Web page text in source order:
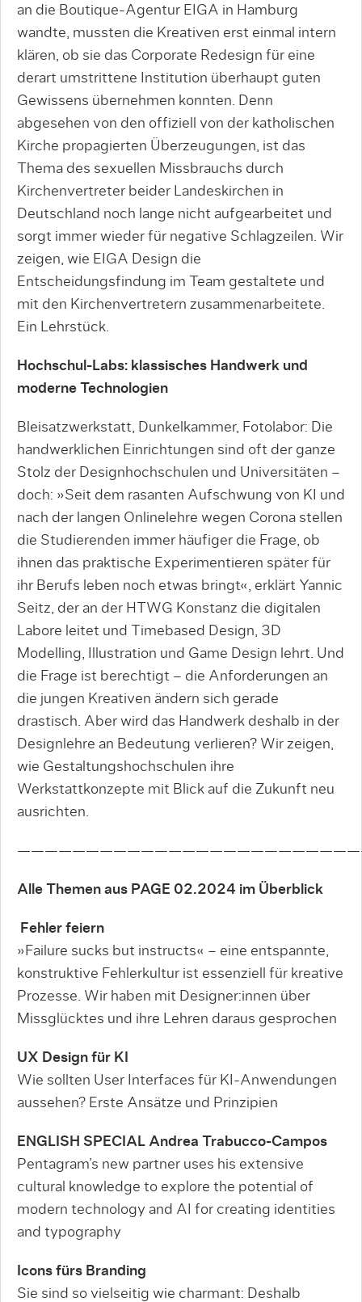
an die Boutique-Agentur EIGA in Hamburg
wandte, mussten die Kreativen erst einmal intern
klären, ob sie das Corporate Redesign für eine
derart umstrittene Institution überhaupt guten
Gewissens übernehmen konnten. Denn
abgesehen von den offiziell von der katholischen
Kirche propagierten Überzeugungen, ist das
Thema des sexuellen Missbrauchs durch
Kirchenvertreter beider Landeskirchen in
Deutschland noch lange nicht aufgearbeitet und
sorgt immer wieder für ne­gative Schlagzeilen. Wir
zeigen, wie EIGA Design die
Entscheidungsfindung im Team gestaltete und
mit den Kirchenvertretern zusammenarbeitete.
Ein Lehrstück.
Hochschul-Labs: klassisches Handwerk und
moderne Technologien
Bleisatzwerkstatt, Dunkelkammer, Fotolabor: Die
handwerklichen Einrichtungen sind oft der ganze
Stolz der Designhochschulen und Universitäten –
doch: »Seit dem rasanten Aufschwung von KI und
nach der langen Onlinelehre wegen Corona stellen
die Studierenden immer häufiger die Frage, ob
ihnen das praktische Experimentieren später für
ihr Berufs­ leben noch etwas bringt«, erklärt Yannic
Seitz, der an der HTWG Konstanz die digitalen
Labore leitet und Timebased Design, 3D
Modelling, Illustration und Game Design lehrt. Und
die Frage ist berechtigt – die Anforderungen an
die jungen Kreativen ändern sich gerade
drastisch. Aber wird das Handwerk des­halb in der
Designlehre an Bedeutung verlieren? Wir zeigen,
wie Gestaltungshochschulen ihre
Werkstattkonzepte mit Blick auf die Zukunft neu
ausrichten.
Alle Themen aus PAGE 02.2024 im Überblick
Fehler feiern
»Failure sucks but instructs« – eine entspannte,
konstruktive Fehlerkultur ist essenziell für kreative
Prozesse. Wir haben mit Designer:innen über
Missglücktes und ihre Lehren daraus gesprochen
UX Design für KI
Wie sollten User Interfaces für KI-Anwendungen
aussehen? Erste Ansätze und Prinzipien
ENGLISH SPECIAL Andrea Trabucco-Campos
Pentagram’s new partner uses his extensive
cultural knowledge to explore the potential of
modern technology and AI for creating identities
and typography
Icons fürs Branding
Sie sind so vielseitig wie charmant: Deshalb